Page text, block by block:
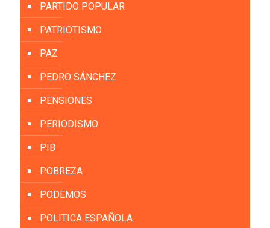
PARTIDO POPULAR
PATRIOTISMO
PAZ
PEDRO SÁNCHEZ
PENSIONES
PERIODISMO
PIB
POBREZA
PODEMOS
POLITICA ESPAÑOLA